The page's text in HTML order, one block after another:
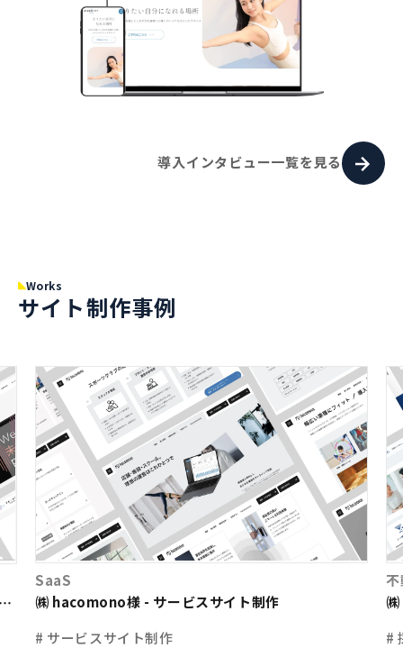
導入インタビュー一覧を見る
Works
サイト制作事例
SaaS
㈱ hacomono様 - サービスサイト制作
# サービスサイト制作
#